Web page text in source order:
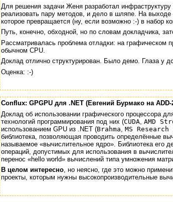
Для решения задачи Женя разработал
реализовать пару методов, и дело в шляпе. На выходе
которое превращается (ну, если возможно :-) в набор
Путь, конечно, обходной, но по словам докладчика,
Рассматривалась проблема отладки: на графическом
обычном CPU.
Доклад отлично структурирован. Было демо. Глаза у
Оценка: :-)
Conflux: GPGPU для .NET (Евгений Бурмако на ADD-
Доклад об использовании графического процессора
технологий программирования под них (CUDA AMD
использованием GPU из .NET (Brahma MS
библиотека, позволяющая проводить определённые
называемое «вычислительное ядро». Библиотека его
операций, допустимых для использования в
перенос «hello world» вычислений типа умножения
В целом интересно, но неясно, где это можно
проекты, которым нужны высокопроизводительные